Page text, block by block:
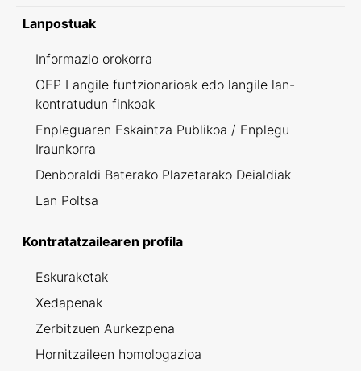
Lanpostuak
Informazio orokorra
OEP Langile funtzionarioak edo langile lan-
kontratudun finkoak
Enpleguaren Eskaintza Publikoa / Enplegu
Iraunkorra
Denboraldi Baterako Plazetarako Deialdiak
Lan Poltsa
Kontratatzailearen profila
Eskuraketak
Xedapenak
Zerbitzuen Aurkezpena
Hornitzaileen homologazioa